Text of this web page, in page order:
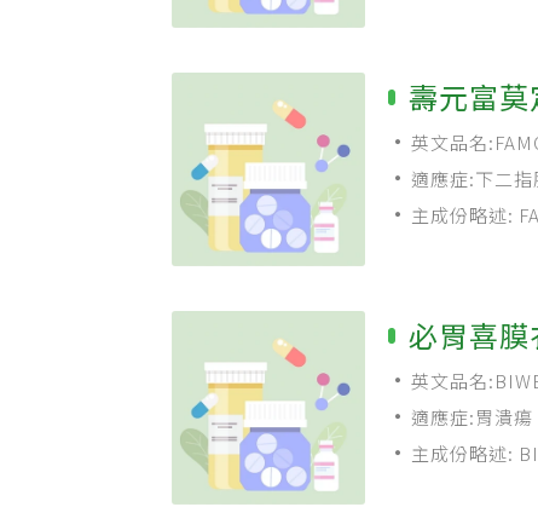
壽元富莫
英文品名
適應症:下二
群 主成份略述:
必胃喜膜
英文品名
適應症:胃潰瘍
主成份略述: